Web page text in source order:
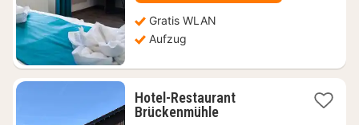
Gratis WLAN
Aufzug
Hotel-Restaurant
Brückenmühle1